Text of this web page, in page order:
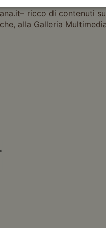
per il 2014, le
– ricco di contenuti
alla Galleria